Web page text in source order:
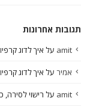
תגובות אחרונות
amit על איך לדוג
אמיר על איך לדוג
amit על רישוי